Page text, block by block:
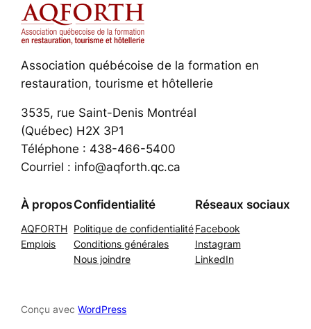
Association québécoise de la formation en
restauration, tourisme et hôtellerie
3535, rue Saint-Denis Montréal
(Québec) H2X 3P1
Téléphone : 438-466-5400
Courriel : info@aqforth.qc.ca
À propos
AQFORTH
Emplois
Confidentialité
Politique de confidentialité
Conditions générales
Nous joindre
Réseaux sociaux
Facebook
Instagram
LinkedIn
Conçu avecWordPress